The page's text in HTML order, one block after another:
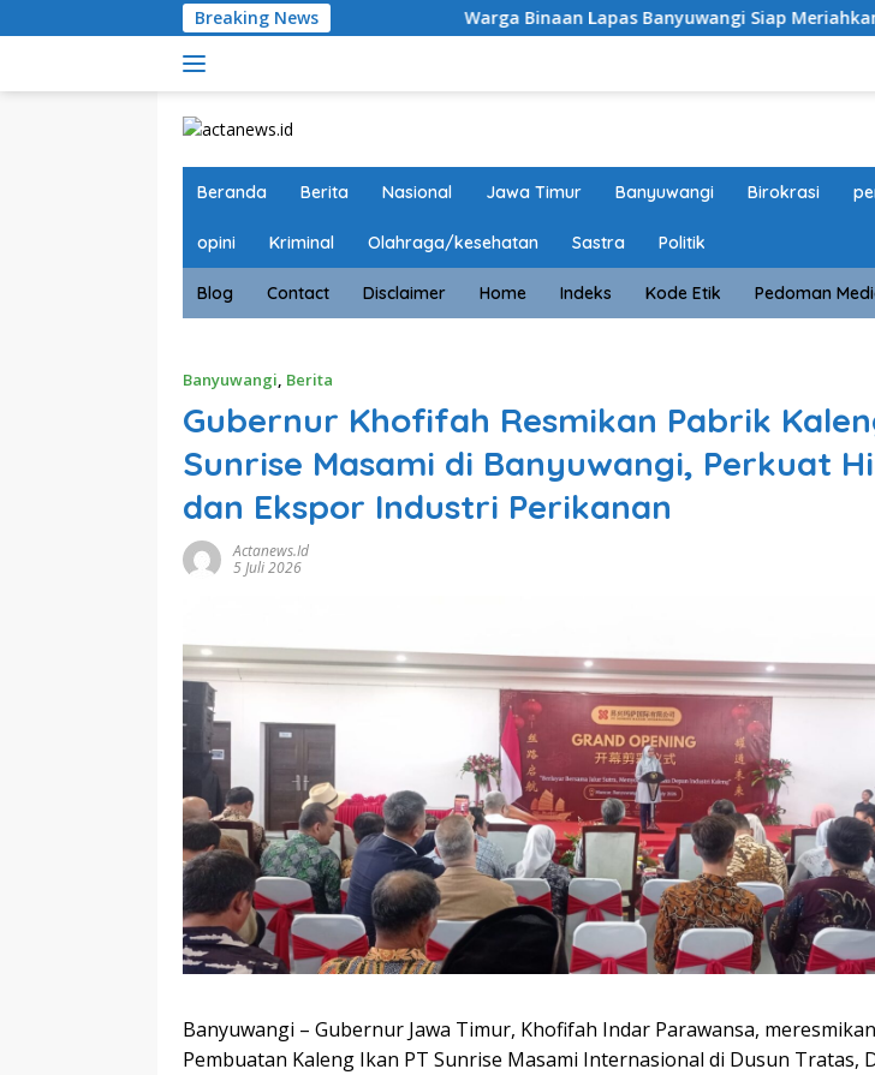
ke
Breaking NewsWarga Binaan Lapas Banyuwangi Siap Meriahkan HUT RI ke 81
Beranda Berita Nasional Jawa Timur Banyuwangi Birokrasi
opini Kriminal Olahraga/kesehatan Sastra Politik
Blog Contact Disclaimer Home Indeks Kode Etik Pedoman
Banyuwangi, Berita
Gubernur Khofifah Resmikan Pabrik
Sunrise Masami di Banyuwangi, Perkuat
dan Ekspor Industri Perikanan
Actanews.id
5 Juli 2026
Banyuwangi – Gubernur Jawa Timur, Khofifah Indar Parawansa,
Pembuatan Kaleng Ikan PT Sunrise Masami Internasional di Dusun Tratas,